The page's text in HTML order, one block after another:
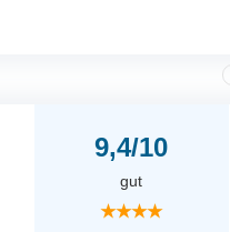
9,4/10
gut
★★★★